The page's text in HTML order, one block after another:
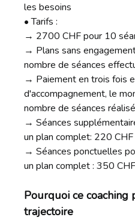
les besoins
• Tarifs :
→ 2700 CHF pour 10
→ Plans sans
nombre de séances
→ Paiement en trois fois
d'accompagnement, le
nombre de séances
→ Séances
un plan complet: 220 CHF
→ Séances ponctuelles
un plan complet : 350 CHF
Pourquoi ce
trajectoire